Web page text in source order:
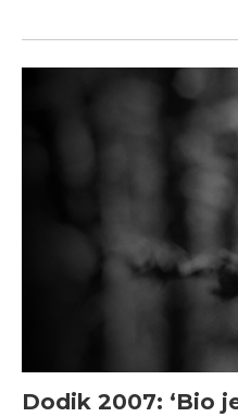
Dodik 2007: ‘Bio